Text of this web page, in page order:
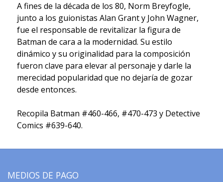
A fines de la década de los 80, Norm Breyfogle,
junto a los guionistas Alan Grant y John Wagner,
fue el responsable de revitalizar la figura de
Batman de cara a la modernidad. Su estilo
dinámico y su originalidad para la composición
fueron clave para elevar al personaje y darle la
merecidad popularidad que no dejaría de gozar
desde entonces.
Recopila Batman #460-466, #470-473 y Detective
Comics #639-640.
MEDIOS DE PAGO